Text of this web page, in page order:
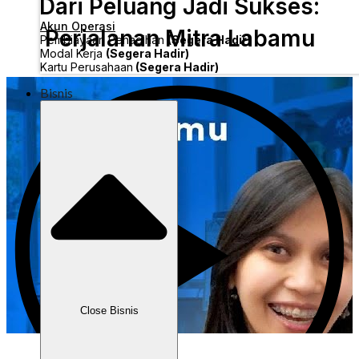
Akun Operasi
Pembiayaan Penagihan (Segera Hadir)
Modal Kerja (Segera Hadir)
Kartu Perusahaan (Segera Hadir)
Bisnis
Close Bisnis
Dari Peluang Jadi Sukses:
Perjalanan Mitra Labamu